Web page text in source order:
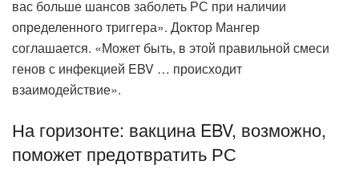
вас больше шансов заболеть РС при наличии
определенного триггера». Доктор Мангер
соглашается. «Может быть, в этой правильной смеси
генов с инфекцией EBV … происходит
взаимодействие».
На горизонте: вакцина EBV, возможно,
поможет предотвратить РС